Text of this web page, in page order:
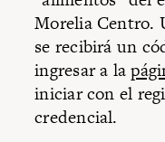
Morelia Centro.
se recibirá un
ingresar a la
iniciar con el
credencial.